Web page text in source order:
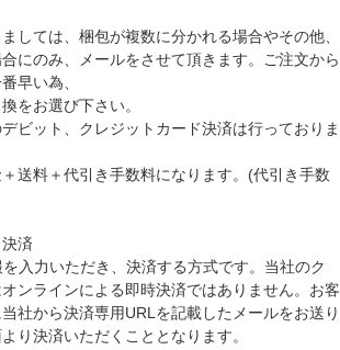
しては、梱包が複数に分かれる場合やその他、
にのみ、メールをさせて頂きます。ご注文から
早い為、
換をお選び下さい。
ビット、クレジットカード決済は行っておりま
送料＋代引き手数料になります。(代引き手数
済
入力いただき、決済する方式です。当社のク
ンラインによる即時決済ではありません。お客
社から決済専用URLを記載したメールをお送り
り決済いただくこととなります。